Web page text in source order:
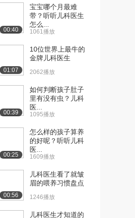
00:40
宝宝哪个月最难
带？听听儿科医生
怎么...
1061播放
01:07
10位世界上最牛的
金牌儿科医生
2062播放
00:39
如何判断孩子肚子
里有没有虫？儿科
医...
1095播放
00:25
怎么样的孩子算养
的好呢？听听儿科
医...
1609播放
00:56
儿科医生看了就皱
眉的喂养习惯盘点
1246播放
儿科医生才知道的